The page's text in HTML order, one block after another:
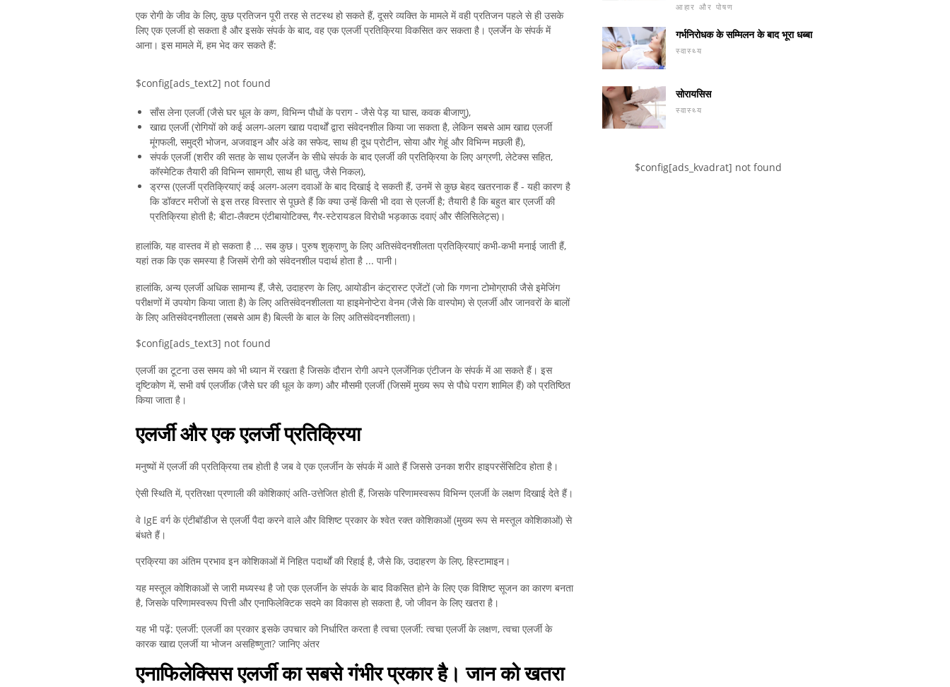
एक रोगी के जीव के लिए, कुछ प्रतिजन पूरी तरह से तटस्थ हो सकते हैं, दूसरे व्यक्ति के मामले में वही प्रतिजन पहले से ही उसके
लिए एक एलर्जी हो सकता है और इसके संपर्क के बाद, वह एक एलर्जी प्रतिक्रिया विकसित कर सकता है। एलर्जेन के संपर्क में
आना। इस मामले में, हम भेद कर सकते हैं:
$config[ads_text2] not found
साँस लेना एलर्जी (जैसे घर धूल के कण, विभिन्न पौधों के पराग - जैसे पेड़ या घास, कवक बीजाणु),
खाद्य एलर्जी (रोगियों को कई अलग-अलग खाद्य पदार्थों द्वारा संवेदनशील किया जा सकता है, लेकिन सबसे आम खाद्य एलर्जी
मूंगफली, समुद्री भोजन, अजवाइन और अंडे का सफेद, साथ ही दूध प्रोटीन, सोया और गेहूं और विभिन्न मछली हैं),
संपर्क एलर्जी (शरीर की सतह के साथ एलर्जेन के सीधे संपर्क के बाद एलर्जी की प्रतिक्रिया के लिए अग्रणी, लेटेक्स सहित,
कॉस्मेटिक तैयारी की विभिन्न सामग्री, साथ ही धातु, जैसे निकल),
ड्रग्स (एलर्जी प्रतिक्रियाएं कई अलग-अलग दवाओं के बाद दिखाई दे सकती हैं, उनमें से कुछ बेहद खतरनाक हैं - यही कारण है
कि डॉक्टर मरीजों से इस तरह विस्तार से पूछते हैं कि क्या उन्हें किसी भी दवा से एलर्जी है; तैयारी है कि बहुत बार एलर्जी की
प्रतिक्रिया होती है; बीटा-लैक्टम एंटीबायोटिक्स, गैर-स्टेरायडल विरोधी भड़काऊ दवाएं और सैलिसिलेट्स)।
हालांकि, यह वास्तव में हो सकता है ... सब कुछ। पुरुष शुक्राणु के लिए अतिसंवेदनशीलता प्रतिक्रियाएं कभी-कभी मनाई जाती हैं,
यहां तक ​​कि एक समस्या है जिसमें रोगी को संवेदनशील पदार्थ होता है ... पानी।
हालांकि, अन्य एलर्जी अधिक सामान्य हैं, जैसे, उदाहरण के लिए, आयोडीन कंट्रास्ट एजेंटों (जो कि गणना टोमोग्राफी जैसे इमेजिंग
परीक्षणों में उपयोग किया जाता है) के लिए अतिसंवेदनशीलता या हाइमेनोप्टेरा वेनम (जैसे कि वास्पोम) से एलर्जी और जानवरों के बालों
के लिए अतिसंवेदनशीलता (सबसे आम है) बिल्ली के बाल के लिए अतिसंवेदनशीलता)।
$config[ads_text3] not found
एलर्जी का टूटना उस समय को भी ध्यान में रखता है जिसके दौरान रोगी अपने एलर्जेनिक एंटीजन के संपर्क में आ सकते हैं। इस
दृष्टिकोण में, सभी वर्ष एलर्जीक (जैसे घर की धूल के कण) और मौसमी एलर्जी (जिसमें मुख्य रूप से पौधे पराग शामिल हैं) को प्रतिष्ठित
किया जाता है।
एलर्जी और एक एलर्जी प्रतिक्रिया
मनुष्यों में एलर्जी की प्रतिक्रिया तब होती है जब वे एक एलर्जीन के संपर्क में आते हैं जिससे उनका शरीर हाइपरसेंसिटिव होता है।
ऐसी स्थिति में, प्रतिरक्षा प्रणाली की कोशिकाएं अति-उत्तेजित होती हैं, जिसके परिणामस्वरूप विभिन्न एलर्जी के लक्षण दिखाई देते हैं।
वे IgE वर्ग के एंटीबॉडीज से एलर्जी पैदा करने वाले और विशिष्ट प्रकार के श्वेत रक्त कोशिकाओं (मुख्य रूप से मस्तूल कोशिकाओं) से
बंधते हैं।
प्रक्रिया का अंतिम प्रभाव इन कोशिकाओं में निहित पदार्थों की रिहाई है, जैसे कि, उदाहरण के लिए, हिस्टामाइन।
यह मस्तूल कोशिकाओं से जारी मध्यस्थ है जो एक एलर्जीन के संपर्क के बाद विकसित होने के लिए एक विशिष्ट सूजन का कारण बनता
है, जिसके परिणामस्वरूप पित्ती और एनाफिलेक्टिक सदमे का विकास हो सकता है, जो जीवन के लिए खतरा है।
यह भी पढ़ें: एलर्जी: एलर्जी का प्रकार इसके उपचार को निर्धारित करता है त्वचा एलर्जी: त्वचा एलर्जी के लक्षण, त्वचा एलर्जी के
कारक खाद्य एलर्जी या भोजन असहिष्णुता? जानिए अंतर
एनाफिलेक्सिस एलर्जी का सबसे गंभीर प्रकार है। जान को खतरा
आहार और पोषण
गर्भनिरोधक के सम्मिलन के बाद भूरा धब्बा
स्वास्थ्य
सोरायसिस
स्वास्थ्य
$config[ads_kvadrat] not found